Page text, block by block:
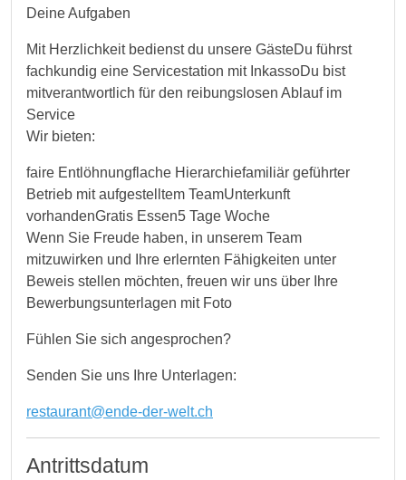
Deine Aufgaben
Mit Herzlichkeit bedienst du unsere GästeDu führst
fachkundig eine Servicestation mit InkassoDu bist
mitverantwortlich für den reibungslosen Ablauf im
Service
Wir bieten:
faire Entlöhnungflache Hierarchiefamiliär geführter
Betrieb mit aufgestelltem TeamUnterkunft
vorhandenGratis Essen5 Tage Woche
Wenn Sie Freude haben, in unserem Team
mitzuwirken und Ihre erlernten Fähigkeiten unter
Beweis stellen möchten, freuen wir uns über Ihre
Bewerbungsunterlagen mit Foto
Fühlen Sie sich angesprochen?
Senden Sie uns Ihre Unterlagen:
restaurant@ende-der-welt.ch
Antrittsdatum